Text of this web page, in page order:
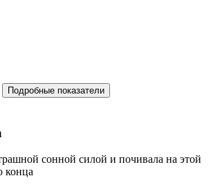
Подробные показатели
сонной силой и почивала на этой
конца